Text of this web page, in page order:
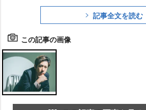
記事全文を読む
この記事の画像